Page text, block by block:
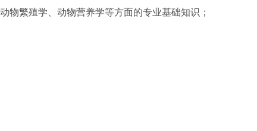
物繁殖学、动物营养学等方面的专业基础知识；